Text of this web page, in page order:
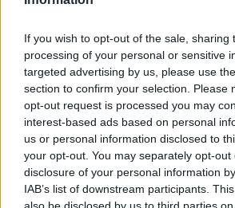
If you wish to opt-out of the sale, sharing
processing of your personal or sensitive
targeted advertising by us, please use
section to confirm your selection. Please
opt-out request is processed you may
interest-based ads based on personal
us or personal information disclosed to
your opt-out. You may separately opt-
disclosure of your personal information
IAB’s list of downstream participants.
Andrea Mura conquista
partecipazione per il suo
Calangianus, allarme sul
minori, Albieri: “Episodi
Gallura, finti clienti
50mila nel resort